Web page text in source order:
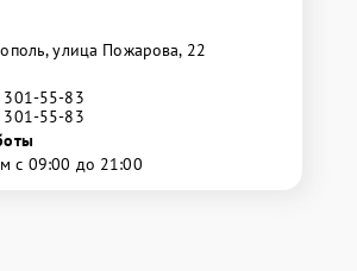
улица Пожарова, 22
301-55-83
301-55-83
с 09:00 до 21:00